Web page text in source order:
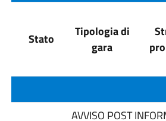
Stato
Tipologia di
gara
AVVISO POST